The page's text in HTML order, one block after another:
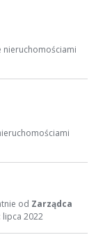
nieruchomościami
od Zarządca
lipca 2022